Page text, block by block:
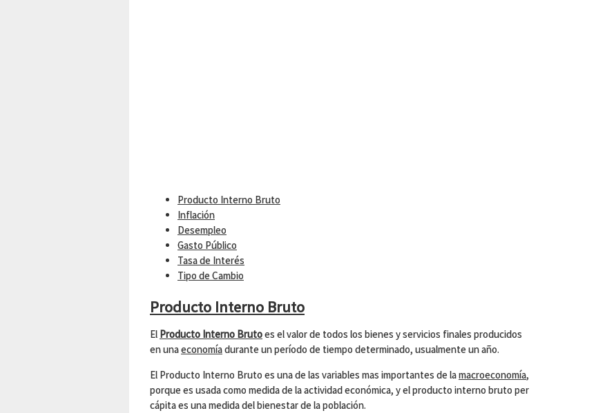
Producto Interno Bruto
Inflación
Desempleo
Gasto Público
Tasa de Interés
Tipo de Cambio
Producto Interno Bruto
El Producto Interno Brutoes el valor de todos los bienes y servicios finales producidos
en unaeconomíadurante un período de tiempo determinado, usualmente un año.
El Producto Interno Bruto es una de las variables mas importantes de lamacroeconomía,
porque es usada como medida de la actividad económica, y el producto interno bruto per
cápita es una medida del bienestar de la población.